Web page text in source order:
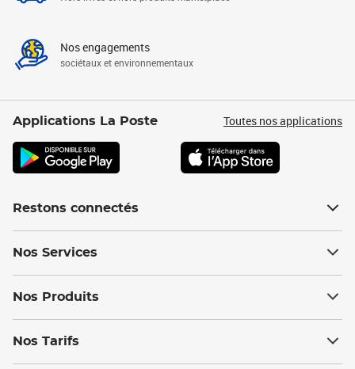
Nos engagements
sociétaux et environnementaux
Applications La Poste Toutes nos applications
Restons connectés
Nos Services
Nos Produits
Nos Tarifs